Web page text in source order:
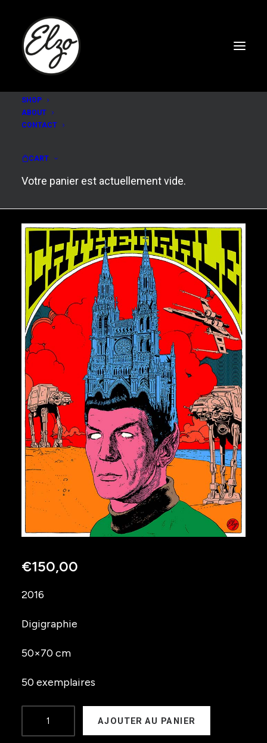
SHOP
ABOUT
CONTACT
CART
Votre panier est actuellement vide.
Cathedrale
€150,00
2016
Digigraphie
50×70 cm
50 exemplaires
de
AJOUTER AU PANIER